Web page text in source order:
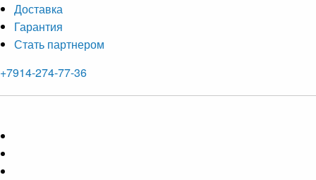
Доставка
Гарантия
Стать партнером
+7914-274-77-36